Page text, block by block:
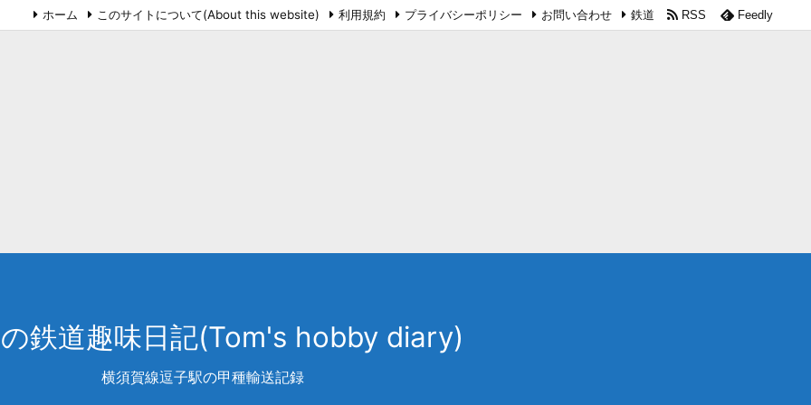
ホーム このサイトについて(About this website) 利用規約 プライバシーポリシー お問い合わせ 鉄道 RSS Feedly
鉄道趣味日記(Tom's hobby diary)
横須賀線逗子駅の甲種輸送記録